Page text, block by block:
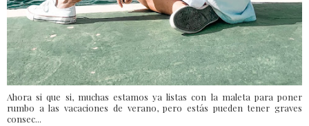
Ahora si que si, muchas estamos ya listas con la maleta para poner
rumbo a las vacaciones de verano, pero estás pueden tener graves
consec...